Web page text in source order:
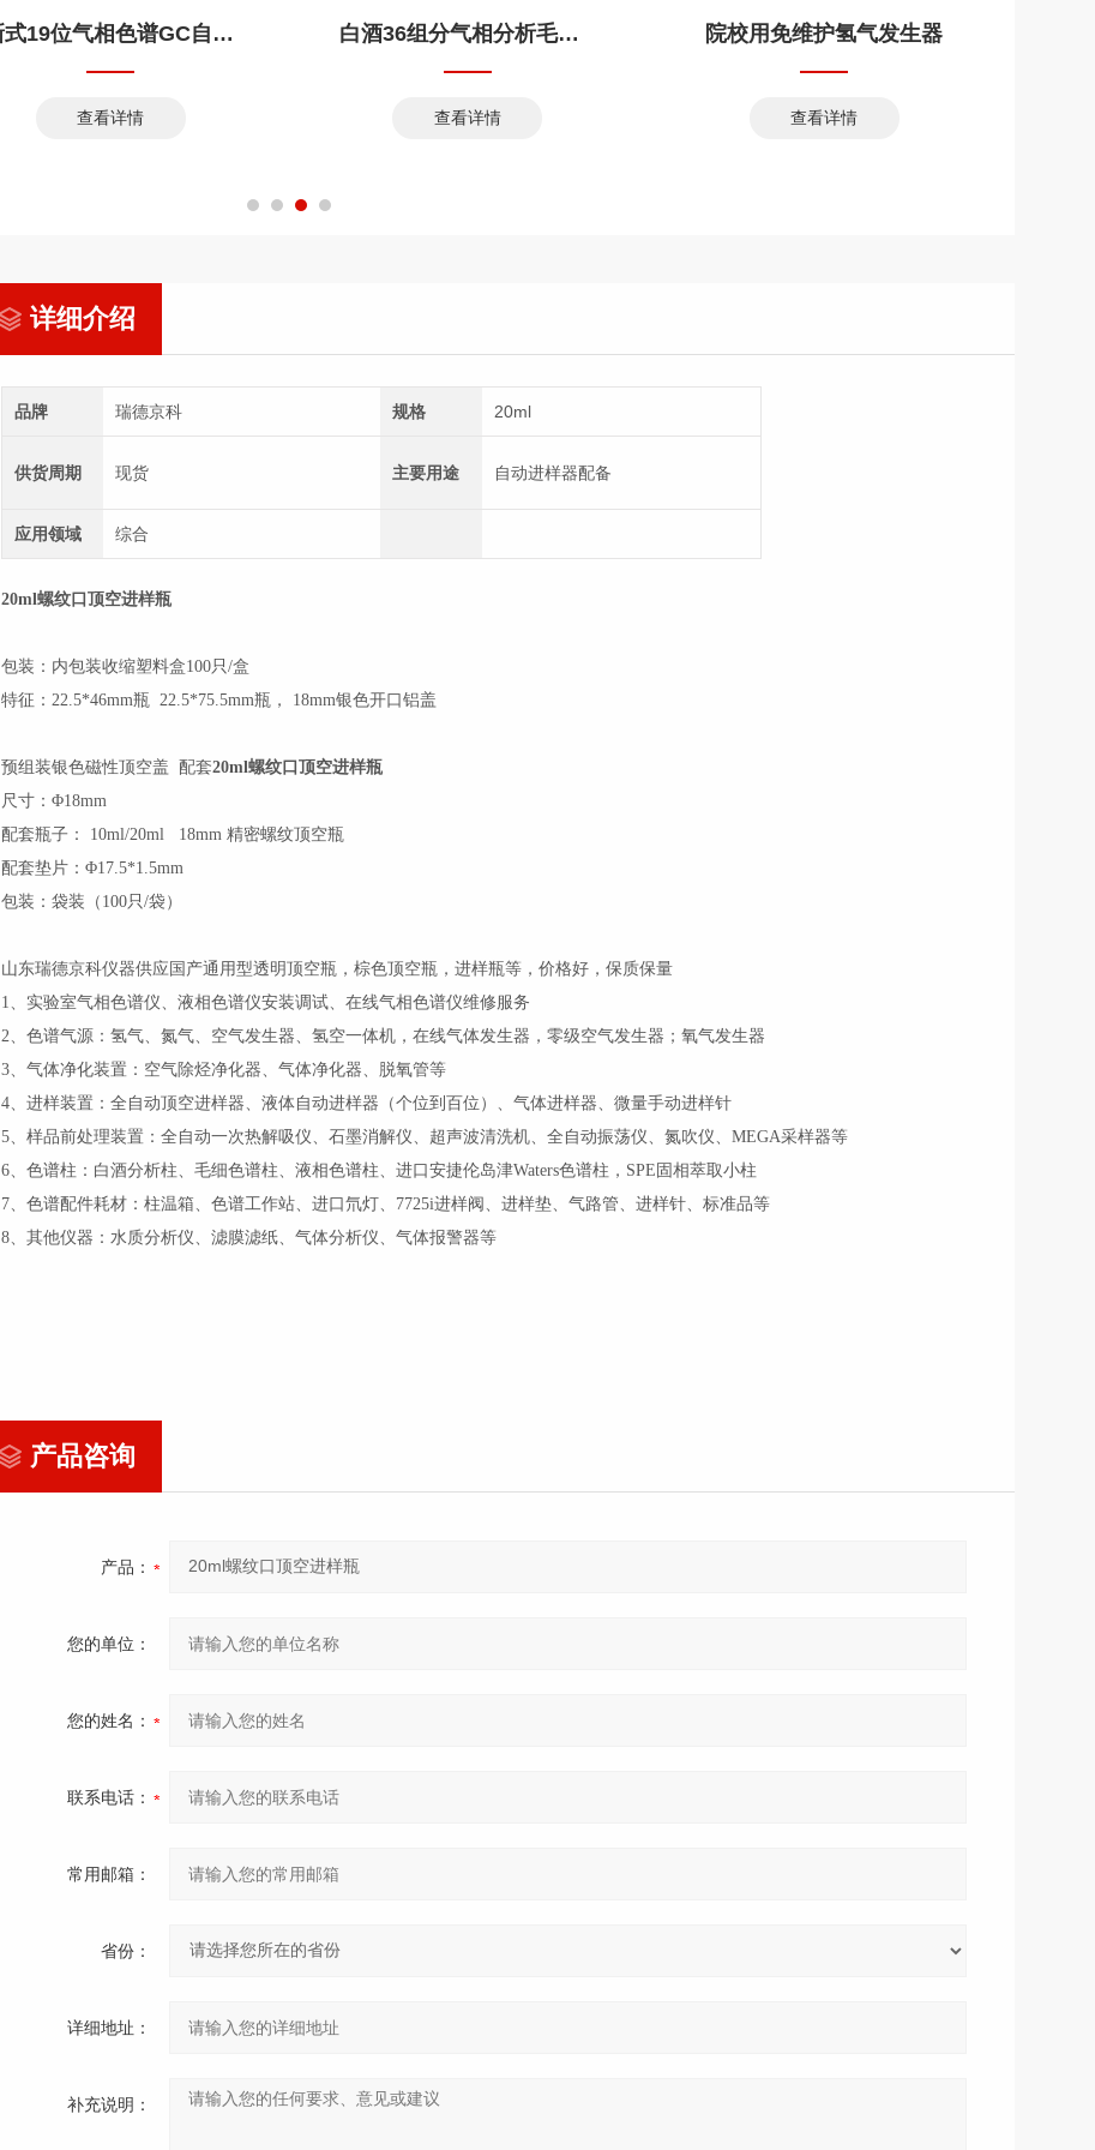
新式19位气相色谱GC自动进样器
查看详情
白酒36组分气相分析毛细柱
查看详情
院校用免维护氢气发生器
查看详情
详细介绍
品牌 瑞德京科 规格 20ml
供货周期 现货 主要用途 自动进样器配备
应用领域 综合
20ml螺纹口顶空进样瓶
包装：内包装收缩塑料盒100只/盒
特征：22.5*46mm瓶 22.5*75.5mm瓶， 18mm银色开口铝盖
预组装银色磁性顶空盖 配套20ml螺纹口顶空进样瓶
尺寸：Φ18mm
配套瓶子： 10ml/20ml 18mm 精密螺纹顶空瓶
配套垫片：Φ17.5*1.5mm
包装：袋装（100只/袋）
山东瑞德京科仪器供应国产通用型透明顶空瓶，棕色顶空瓶，进样瓶等，价格好，保质保量
1、实验室气相色谱仪、液相色谱仪安装调试、在线气相色谱仪维修服务
2、色谱气源：氢气、氮气、空气发生器、氢空一体机，在线气体发生器，零级空气发生器；氧气发生器
3、气体净化装置：空气除烃净化器、气体净化器、脱氧管等
4、进样装置：全自动顶空进样器、液体自动进样器（个位到百位）、气体进样器、微量手动进样针
5、样品前处理装置：全自动一次热解吸仪、石墨消解仪、超声波清洗机、全自动振荡仪、氮吹仪、MEGA采样器等
6、色谱柱：白酒分析柱、毛细色谱柱、液相色谱柱、进口安捷伦岛津Waters色谱柱，SPE固相萃取小柱
7、色谱配件耗材：柱温箱、色谱工作站、进口氘灯、7725i进样阀、进样垫、气路管、进样针、标准品等
8、其他仪器：水质分析仪、滤膜滤纸、气体分析仪、气体报警器等
产品咨询
产品：
您的单位：
您的姓名：
联系电话：
常用邮箱：
省份：
详细地址：
补充说明：